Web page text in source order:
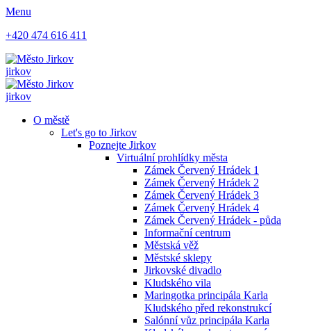
Menu
+420 474 616 411
jirkov
jirkov
O městě
Let's go to Jirkov
Poznejte Jirkov
Virtuální prohlídky města
Zámek Červený Hrádek 1
Zámek Červený Hrádek 2
Zámek Červený Hrádek 3
Zámek Červený Hrádek 4
Zámek Červený Hrádek - půda
Informační centrum
Městská věž
Městské sklepy
Jirkovské divadlo
Kludského vila
Maringotka principála Karla
Kludského před rekonstrukcí
Salónní vůz principála Karla